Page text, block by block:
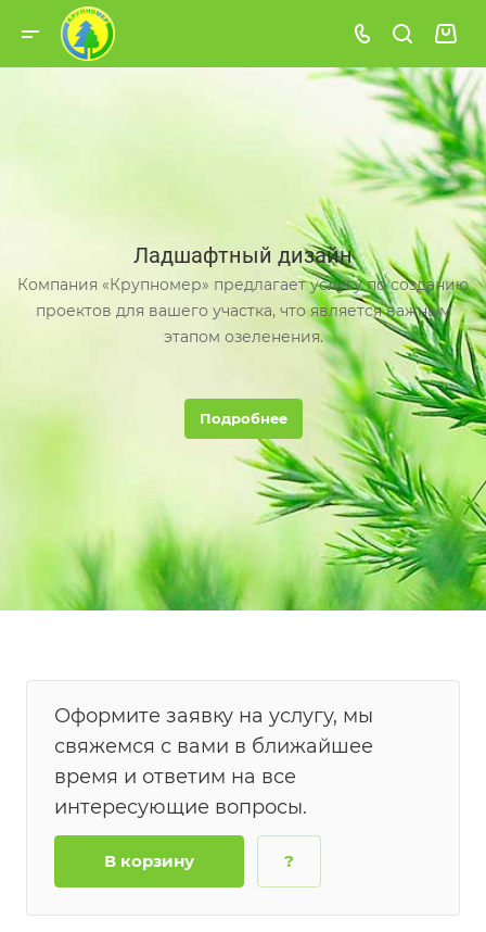
Ладшафтный дизайн
Компания «Крупномер» предлагает услугу по созданию
проектов для вашего участка, что является важным
этапом озеленения.
Подробнее
Оформите заявку на услугу, мы
свяжемся с вами в ближайшее
время и ответим на все
интересующие вопросы.
В корзину ?